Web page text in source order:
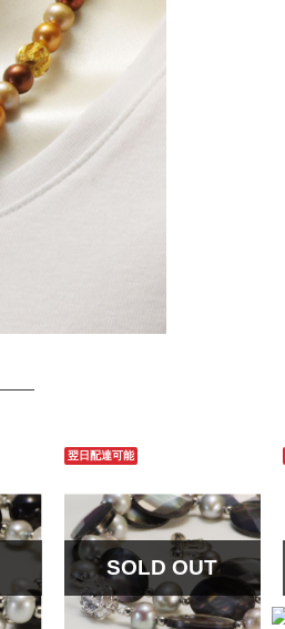
翌日配達可能
SOLD OUT